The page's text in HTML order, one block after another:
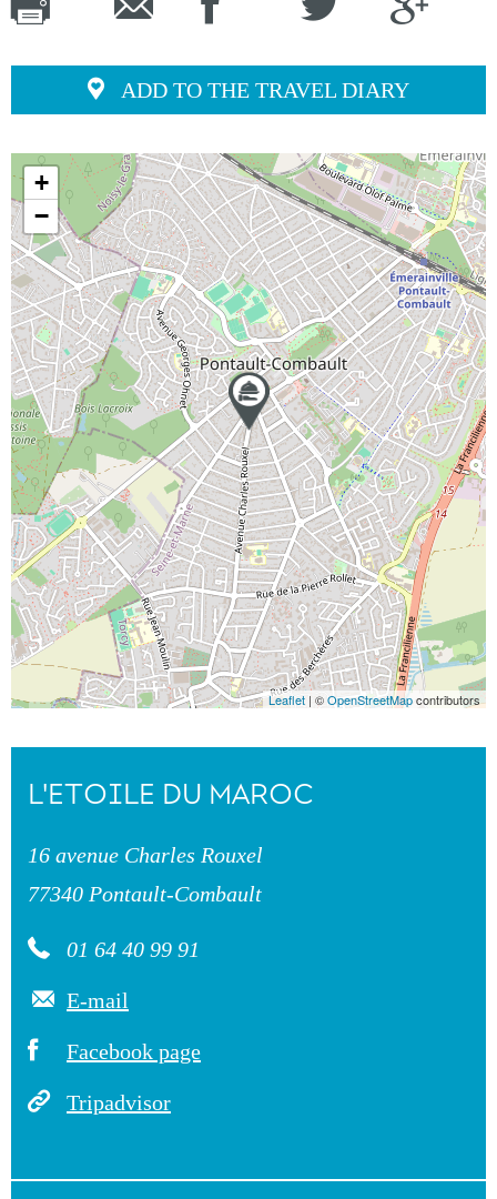
ADD TO THE TRAVEL DIARY
+
−
Leaflet | ©OpenStreetMapcontributors
L'ETOILE DU MAROC
16 avenue Charles Rouxel
77340 Pontault-Combault
01 64 40 99 91
E-mail
Facebook page
Tripadvisor